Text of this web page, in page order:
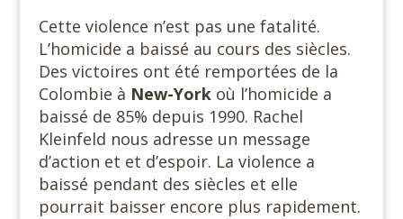
Cette violence n’est pas une fatalité.
L’homicide a baissé au cours des siècles.
Des victoires ont été remportées de la
Colombie à New-Yorkoù l’homicide a
baissé de 85% depuis 1990. Rachel
Kleinfeld nous adresse un message
d’action et et d’espoir. La violence a
baissé pendant des siècles et elle
pourrait baisser encore plus rapidement.